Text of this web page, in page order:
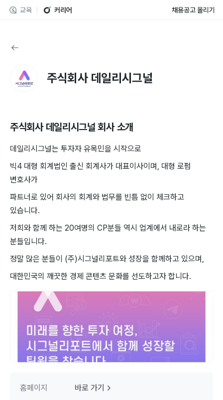
교육 커리어 채용공고 올리기
주식회사 데일리시그널
주식회사 데일리시그널 회사 소개
데일리시그널는 투자자 유목민을 시작으로
빅4 대형 회계법인 출신 회계사가 대표이사이며, 대형 로펌
변호사가
파트너로 있어 회사의 회계와 법무를 빈틈 없이 체크하고
있습니다.
저희와 함께 하는 20여명의 CP분들 역시 업계에서 내로라 하는
분들입니다.
정말 많은 분들이 (주)시그널리포트와 성장을 함께하고 있으며,
대한민국의 깨끗한 경제 콘텐츠 문화를 선도하고자 합니다.
홈페이지 바로 가기